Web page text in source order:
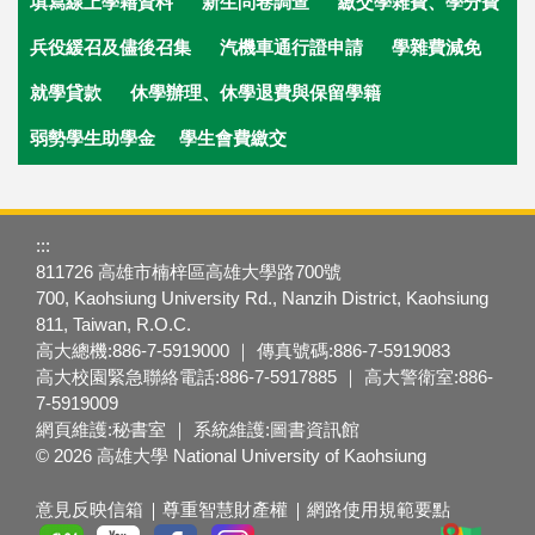
兵役緩召及儘後召集 汽機車通行證申請 學雜費減免
就學貸款 休學辦理、休學退費與保留學籍
弱勢學生助學金 學生會費繳交
:::
811726 高雄市楠梓區高雄大學路700號
700, Kaohsiung University Rd., Nanzih District, Kaohsiung
811, Taiwan, R.O.C.
高大總機:886-7-5919000 ｜ 傳真號碼:886-7-5919083
高大校園緊急聯絡電話:886-7-5917885 ｜ 高大警衛室:886-
7-5919009
網頁維護:秘書室 ｜ 系統維護:圖書資訊館
© 2026 高雄大學 National University of Kaohsiung
意見反映信箱 尊重智慧財產權 網路使用規範要點